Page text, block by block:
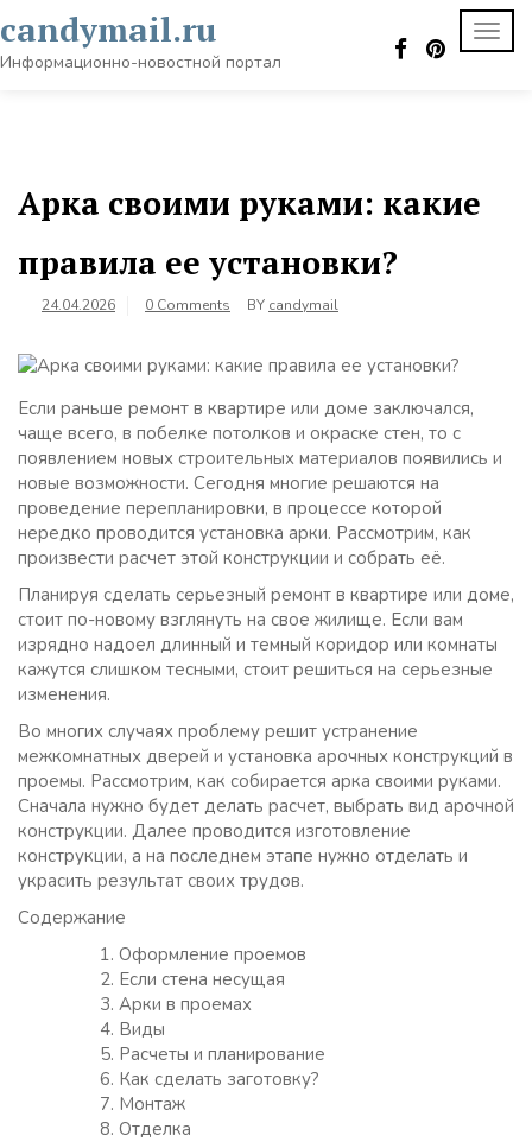
to
content
candymail.ru
Информационно-новостной портал
Арка своими руками: какие
правила ее установки?
24.04.2026 0 Comments BY candymail
Если раньше ремонт в квартире или доме заключался,
чаще всего, в побелке потолков и окраске стен, то с
появлением новых строительных материалов появились и
новые возможности. Сегодня многие решаются на
проведение перепланировки, в процессе которой
нередко проводится установка арки. Рассмотрим, как
произвести расчет этой конструкции и собрать её.
Планируя сделать серьезный ремонт в квартире или доме,
стоит по-новому взглянуть на свое жилище. Если вам
изрядно надоел длинный и темный коридор или комнаты
кажутся слишком тесными, стоит решиться на серьезные
изменения.
Во многих случаях проблему решит устранение
межкомнатных дверей и установка арочных конструкций в
проемы. Рассмотрим, как собирается арка своими руками.
Сначала нужно будет делать расчет, выбрать вид арочной
конструкции. Далее проводится изготовление
конструкции, а на последнем этапе нужно отделать и
украсить результат своих трудов.
Содержание
Оформление проемов
Если стена несущая
Арки в проемах
Виды
Расчеты и планирование
Как сделать заготовку?
Монтаж
Отделка